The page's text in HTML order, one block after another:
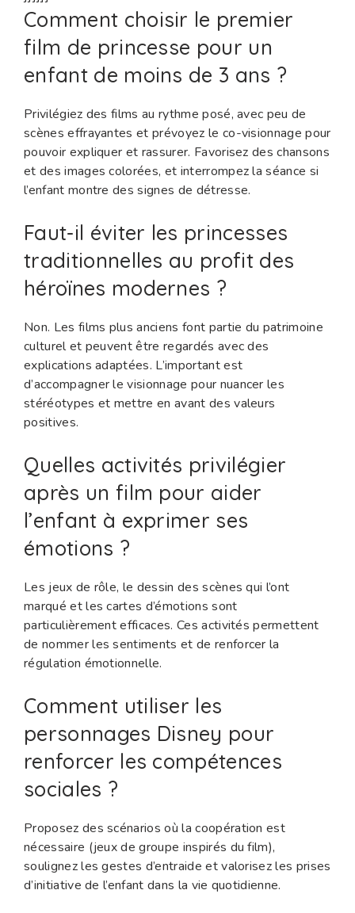
Comment choisir le premier
film de princesse pour un
enfant de moins de 3 ans ?
Privilégiez des films au rythme posé, avec peu de
scènes effrayantes et prévoyez le co-visionnage pour
pouvoir expliquer et rassurer. Favorisez des chansons
et des images colorées, et interrompez la séance si
l’enfant montre des signes de détresse.
Faut-il éviter les princesses
traditionnelles au profit des
héroïnes modernes ?
Non. Les films plus anciens font partie du patrimoine
culturel et peuvent être regardés avec des
explications adaptées. L’important est
d’accompagner le visionnage pour nuancer les
stéréotypes et mettre en avant des valeurs
positives.
Quelles activités privilégier
après un film pour aider
l’enfant à exprimer ses
émotions ?
Les jeux de rôle, le dessin des scènes qui l’ont
marqué et les cartes d’émotions sont
particulièrement efficaces. Ces activités permettent
de nommer les sentiments et de renforcer la
régulation émotionnelle.
Comment utiliser les
personnages Disney pour
renforcer les compétences
sociales ?
Proposez des scénarios où la coopération est
nécessaire (jeux de groupe inspirés du film),
soulignez les gestes d’entraide et valorisez les prises
d’initiative de l’enfant dans la vie quotidienne.